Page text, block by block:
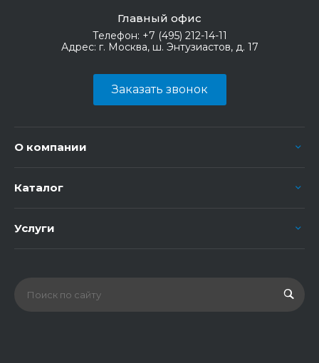
Главный офис
Телефон: +7 (495) 212-14-11
Адрес: г. Москва, ш. Энтузиастов, д. 17
Заказать звонок
О компании
Каталог
Услуги